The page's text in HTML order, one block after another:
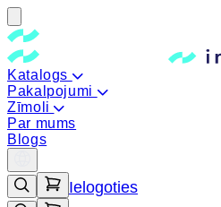
Katalogs
Pakalpojumi
Zīmoli
Par mums
Blogs
Ielogoties